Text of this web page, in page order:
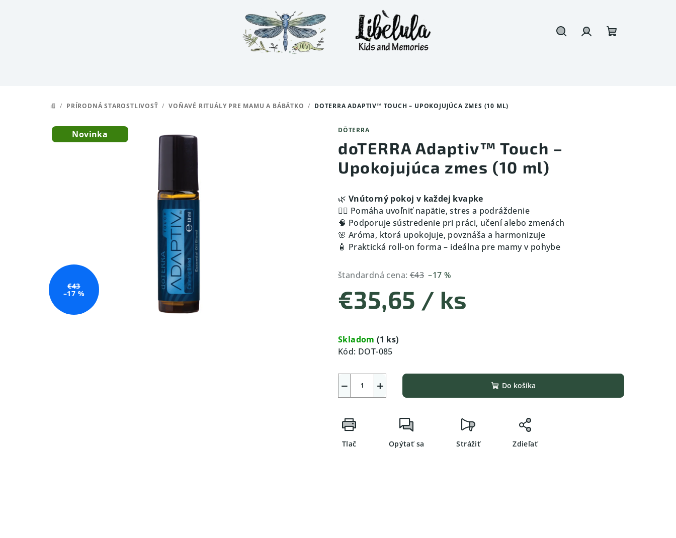
DOMOV
/ PRÍRODNÁ STAROSTLIVOSŤ / VOŇAVÉ RITUÁLY PRE MAMU A BÁBÄTKO / DOTERRA ADAPTIV™ TOUCH – UPOKOJUJÚCA ZMES (10 ML)
DŌTERRA
doTERRA Adaptiv™ Touch –
Upokojujúca zmes (10 ml)
🌿 Vnútorný pokoj v každej kvapke
💆‍♀️ Pomáha uvoľniť napätie, stres a podráždenie
🧠 Podporuje sústredenie pri práci, učení alebo zmenách
🌸 Aróma, ktorá upokojuje, povznáša a harmonizuje
🧴 Praktická roll-on forma – ideálna pre mamy v pohybe
štandardná cena: €43 –17 %
€35,65 / ks
cena:
Skladom(1 ks)
Kód: DOT-085
+
− Do košíka
Tlač Opýtať sa Strážiť Zdieľať
Novinka
€43
–17 %